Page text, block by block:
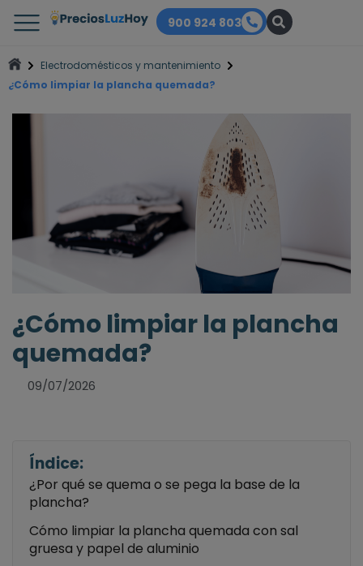
900 924 803
Electrodomésticos y mantenimiento
¿Cómo limpiar la plancha quemada?
¿Cómo limpiar la plancha
quemada?
09/07/2026
Índice:
¿Por qué se quema o se pega la base de la
plancha?
Cómo limpiar la plancha quemada con sal
gruesa y papel de aluminio